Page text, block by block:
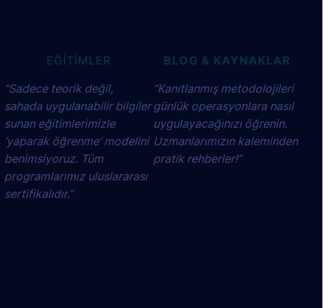
EĞİTİMLER
“Sadece teorik değil,
sahada uygulanabilir bilgiler
sunan eğitimlerimizle
‘yaparak öğrenme’ modelini
benimsiyoruz. Tüm
programlarımız uluslararası
sertifikalıdır.”
BLOG & KAYNAKLAR
“Kanıtlanmış metodolojileri
günlük operasyonlara nasıl
uygulayacağınızı öğrenin.
Uzmanlarımızın kaleminden
pratik rehberler!”